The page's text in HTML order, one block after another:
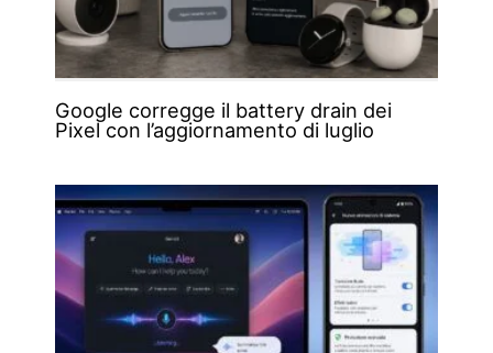
Google corregge il battery drain dei
Pixel con l’aggiornamento di luglio